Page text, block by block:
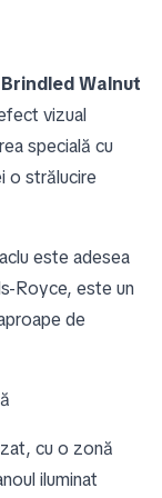
Brindled Walnut
vizual
specială cu
o strălucire
este adesea
Royce, este un
de
cu o zonă
iluminat